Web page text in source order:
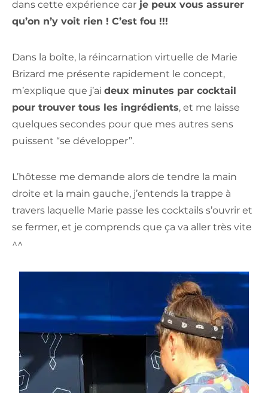
dans cette expérience car je peux vous assurer
qu’on n’y voit rien ! C’est fou !!!
Dans la boîte, la réincarnation virtuelle de Marie
Brizard me présente rapidement le concept,
m’explique que j’ai deux minutes par cocktail
pour trouver tous les ingrédients, et me laisse
quelques secondes pour que mes autres sens
puissent “se développer”.
L’hôtesse me demande alors de tendre la main
droite et la main gauche, j’entends la trappe à
travers laquelle Marie passe les cocktails s’ouvrir et
se fermer, et je comprends que ça va aller très vite
^^